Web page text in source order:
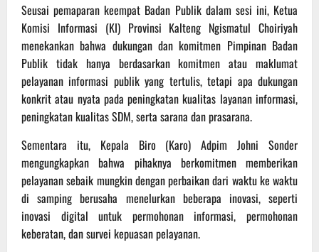
Seusai pemaparan keempat Badan Publik dalam sesi ini, Ketua
Komisi Informasi (KI) Provinsi Kalteng Ngismatul Choiriyah
menekankan bahwa dukungan dan komitmen Pimpinan Badan
Publik tidak hanya berdasarkan komitmen atau maklumat
pelayanan informasi publik yang tertulis, tetapi apa dukungan
konkrit atau nyata pada peningkatan kualitas layanan informasi,
peningkatan kualitas SDM, serta sarana dan prasarana.
Sementara itu, Kepala Biro (Karo) Adpim Johni Sonder
mengungkapkan bahwa pihaknya berkomitmen memberikan
pelayanan sebaik mungkin dengan perbaikan dari waktu ke waktu
di samping berusaha menelurkan beberapa inovasi, seperti
inovasi digital untuk permohonan informasi, permohonan
keberatan, dan survei kepuasan pelayanan.